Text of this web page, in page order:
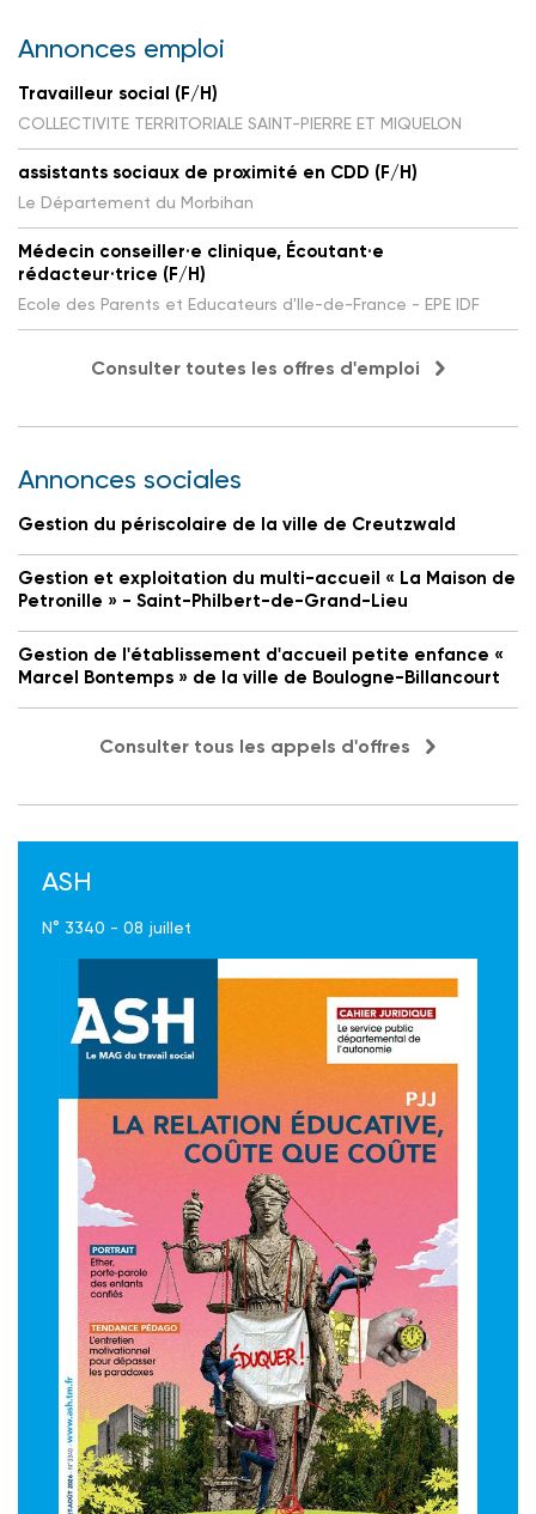
Annonces emploi
Travailleur social (F/H)
COLLECTIVITE TERRITORIALE SAINT-PIERRE ET MIQUELON
assistants sociaux de proximité en CDD (F/H)
Le Département du Morbihan
Médecin conseiller·e clinique, Écoutant·e
rédacteur·trice (F/H)
Ecole des Parents et Educateurs d'Ile-de-France - EPE IDF
Consulter toutes les offres d'emploi
Annonces sociales
Gestion du périscolaire de la ville de Creutzwald
Gestion et exploitation du multi-accueil « La Maison de
Petronille » - Saint-Philbert-de-Grand-Lieu
Gestion de l'établissement d'accueil petite enfance «
Marcel Bontemps » de la ville de Boulogne-Billancourt
Consulter tous les appels d'offres
ASH
N° 3340 - 08 juillet